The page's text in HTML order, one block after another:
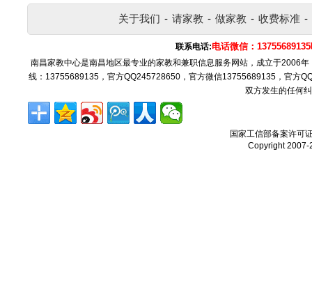
关于我们 - 请家教 - 做家教 - 收费标准 -
联系电话:电话微信：
南昌家教中心是南昌地区最专业的家教和兼职信息服务网站，成立于2006
线：13755689135，官方QQ245728650，官方微信13755689135，官方
双方发生的任何
国家工信部备案许可
Copyright 2007-